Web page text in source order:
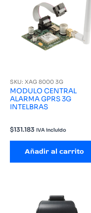
SKU: XAG 8000 3G
MODULO CENTRAL
ALARMA GPRS 3G
INTELBRAS
$131.183 IVA incluido
Añadir al carrito